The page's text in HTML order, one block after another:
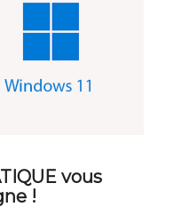
vous
!